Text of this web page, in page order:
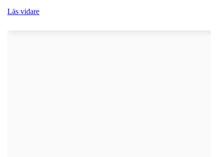
Läs vidare